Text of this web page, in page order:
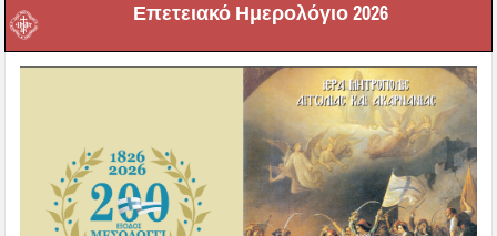
Επετειακό Ημερολόγιο 2026